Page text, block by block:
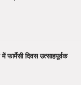
फार्मेसी दिवस उत्साहपूर्वक